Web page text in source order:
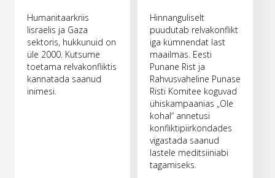
Humanitaarkriis
Iisraelis ja Gaza
sektoris, hukkunuid on
üle 2000. Kutsume
toetama relvakonfliktis
kannatada saanud
inimesi.
Hinnanguliselt
puudutab relvakonflikt
iga kümnendat last
maailmas. Eesti
Punane Rist ja
Rahvusvaheline Punase
Risti Komitee koguvad
ühiskampaanias „Ole
kohal“ annetusi
konfliktipiirkondades
vigastada saanud
lastele meditsiiniabi
tagamiseks.